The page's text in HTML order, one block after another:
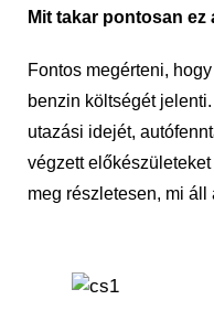
Mit takar pontosan ez
Fontos megérteni,
benzin költségét
utazási idejét,
végzett
meg részletesen, mi